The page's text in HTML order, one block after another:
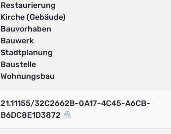
Restaurierung
Kirche (Gebäude)
Bauvorhaben
Bauwerk
Stadtplanung
Baustelle
Wohnungsbau
21.11155/32C2662B-0A17-4C45-A6CB-
B6DC8E1D3872